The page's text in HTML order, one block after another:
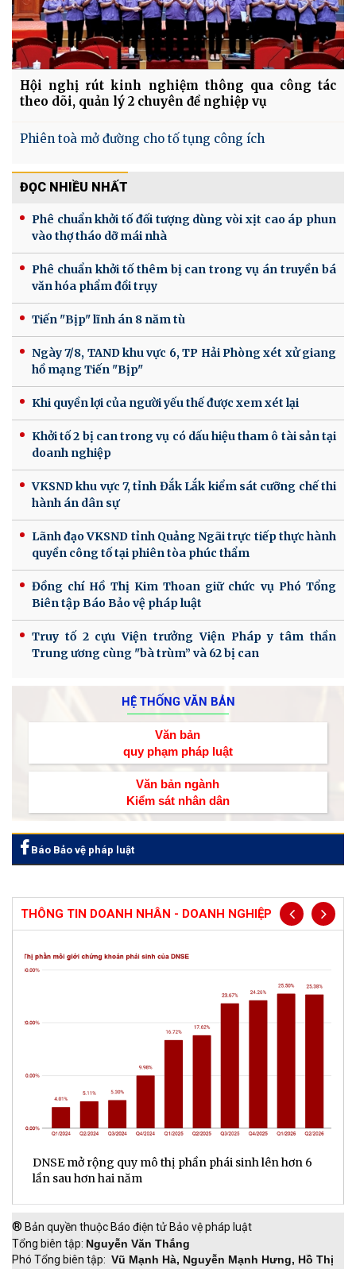
Hội nghị rút kinh nghiệm thông qua công tác
theo dõi, quản lý 2 chuyên đề nghiệp vụ
Phiên toà mở đường cho tố tụng công ích
ĐỌC NHIỀU NHẤT
Phê chuẩn khởi tố đối tượng dùng vòi xịt cao áp phun
vào thợ tháo dỡ mái nhà
Phê chuẩn khởi tố thêm bị can trong vụ án truyền bá
văn hóa phẩm đồi trụy
Tiến "Bịp" lĩnh án 8 năm tù
Ngày 7/8, TAND khu vực 6, TP Hải Phòng xét xử giang
hồ mạng Tiến "Bịp"
Khi quyền lợi của người yếu thế được xem xét lại
Khởi tố 2 bị can trong vụ có dấu hiệu tham ô tài sản tại
doanh nghiệp
VKSND khu vực 7, tỉnh Đắk Lắk kiểm sát cưỡng chế thi
hành án dân sự
Lãnh đạo VKSND tỉnh Quảng Ngãi trực tiếp thực hành
quyền công tố tại phiên tòa phúc thẩm
Đồng chí Hồ Thị Kim Thoan giữ chức vụ Phó Tổng
Biên tập Báo Bảo vệ pháp luật
Truy tố 2 cựu Viện trưởng Viện Pháp y tâm thần
Trung ương cùng "bà trùm” và 62 bị can
HỆ THỐNG VĂN BẢN
Văn bản
quy phạm pháp luật
Văn bản ngành
Kiểm sát nhân dân
Báo Bảo vệ pháp luật
THÔNG TIN DOANH NHÂN - DOANH NGHIỆP
DNSE mở rộng quy mô thị phần phái sinh lên hơn 6
lần sau hơn hai năm
® Bản quyền thuộc Báo điện tử Bảo vệ pháp luật
Tổng biên tập: Nguyễn Văn Thắng
Phó Tổng biên tập: Vũ Mạnh Hà, Nguyễn Mạnh Hưng, Hồ Thị